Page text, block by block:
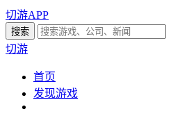
切游APP
切游
首页
发现游戏